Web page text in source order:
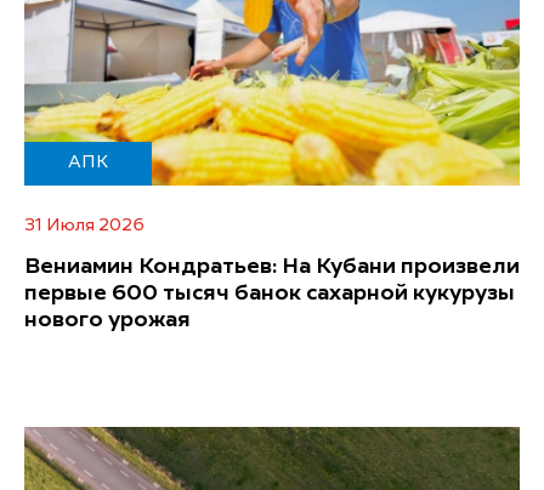
АПК
31 Июля 2026
Вениамин Кондратьев: На Кубани произвели
первые 600 тысяч банок сахарной кукурузы
нового урожая